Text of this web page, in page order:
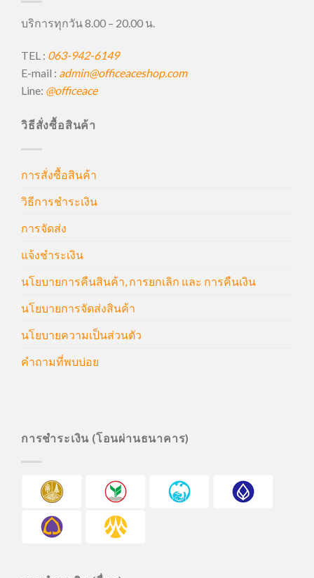
บริการทุกวัน 8.00 – 20.00 น.
TEL : 063-942-6149
E-mail : admin@officeaceshop.com
Line: @officeace
วิธีสั่งซื้อสินค้า
การสั่งซื้อสินค้า
วิธีการชำระเงิน
การจัดส่ง
แจ้งชำระเงิน
นโยบายการคืนสินค้า, การยกเลิก และ การคืนเงิน
นโยบายการจัดส่งสินค้า
นโยบายความเป็นส่วนตัว
คำถามที่พบบ่อย
การชำระเงิน (โอนผ่านธนาคาร)